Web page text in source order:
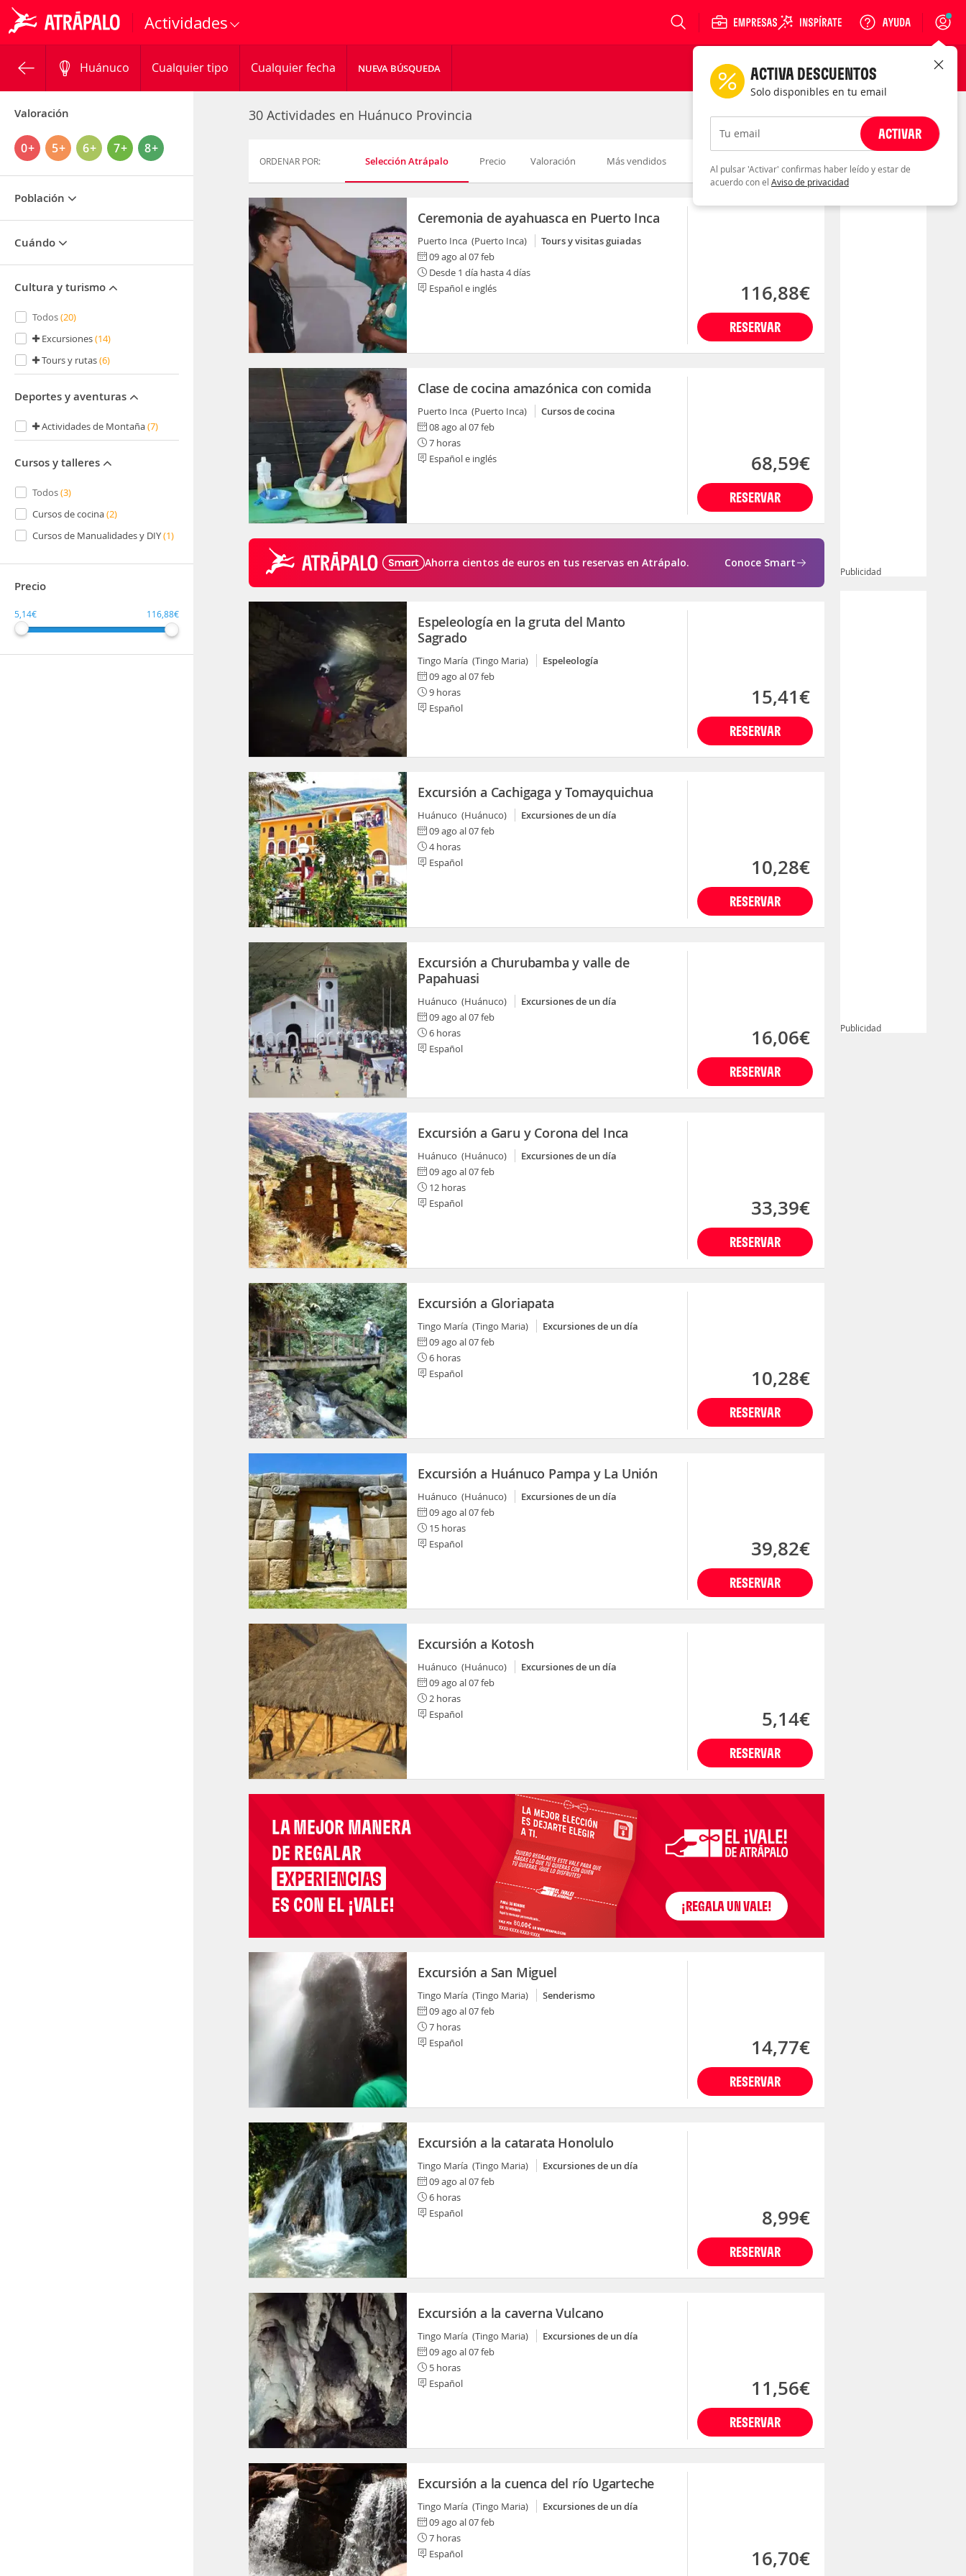
Actividades Login
Huánuco Cualquier tipo Cualquier fecha NUEVA BÚSQUEDA
Valoración
0+ 5+ 6+ 7+ 8+
Población
Cuándo
Cultura y turismo
Todos(20)
Excursiones(14)
Tours y rutas(6)
Deportes y aventuras
Actividades de Montaña(7)
Cursos y talleres
Todos(3)
Cursos de cocina(2)
Cursos de Manualidades y DIY(1)
Precio
5,14€ 116,88€
30 Actividades en Huánuco Provincia
ORDENAR POR: Selección Atrápalo Precio Valoración Más vendidos
Ceremonia de ayahuasca en Puerto Inca
Puerto Inca (Puerto Inca)
Tours y visitas guiadas
09 ago al 07 feb
Desde 1 día hasta 4 días
Español e inglés
RESERVAR
116,88€
Clase de cocina amazónica con comida
Puerto Inca (Puerto Inca)
Cursos de cocina
08 ago al 07 feb
7 horas
Español e inglés
RESERVAR
68,59€
Ahorra cientos de euros en tus reservas en Atrápalo. Conoce Smart
Espeleología en la gruta del Manto
Sagrado
Tingo María (Tingo Maria)
Espeleología
09 ago al 07 feb
9 horas
Español
RESERVAR
15,41€
Excursión a Cachigaga y Tomayquichua
Huánuco (Huánuco)
Excursiones de un día
09 ago al 07 feb
4 horas
Español
RESERVAR
10,28€
Excursión a Churubamba y valle de
Papahuasi
Huánuco (Huánuco)
Excursiones de un día
09 ago al 07 feb
6 horas
Español
RESERVAR
16,06€
Excursión a Garu y Corona del Inca
Huánuco (Huánuco)
Excursiones de un día
09 ago al 07 feb
12 horas
Español
RESERVAR
33,39€
Excursión a Gloriapata
Tingo María (Tingo Maria)
Excursiones de un día
09 ago al 07 feb
6 horas
Español
RESERVAR
10,28€
Excursión a Huánuco Pampa y La Unión
Huánuco (Huánuco)
Excursiones de un día
09 ago al 07 feb
15 horas
Español
RESERVAR
39,82€
Excursión a Kotosh
Huánuco (Huánuco)
Excursiones de un día
09 ago al 07 feb
2 horas
Español
RESERVAR
5,14€
LA MEJOR MANERA
DE REGALAR
EXPERIENCIAS
ES CON EL ¡VALE!
Excursión a San Miguel
Tingo María (Tingo Maria)
Senderismo
09 ago al 07 feb
7 horas
Español
RESERVAR
14,77€
Excursión a la catarata Honolulo
Tingo María (Tingo Maria)
Excursiones de un día
09 ago al 07 feb
6 horas
Español
RESERVAR
8,99€
Excursión a la caverna Vulcano
Tingo María (Tingo Maria)
Excursiones de un día
09 ago al 07 feb
5 horas
Español
RESERVAR
11,56€
Excursión a la cuenca del río Ugarteche
Tingo María (Tingo Maria)
Excursiones de un día
09 ago al 07 feb
7 horas
Español
16,70€
Publicidad
Publicidad
ACTIVA DESCUENTOS
Solo disponibles en tu email
Tu email ACTIVAR
Al pulsar 'Activar' confirmas haber leído y estar de
acuerdo con el Aviso de privacidad